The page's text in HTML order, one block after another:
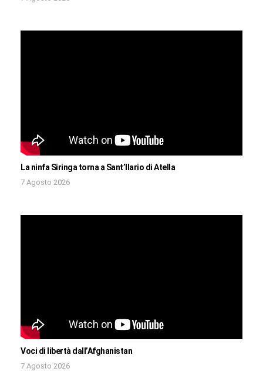
La ninfa Siringa torna a Sant’Ilario di Atella
7 Agosto 2026
Voci di libertà dall’Afghanistan
7 Agosto 2026